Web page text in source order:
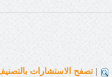
| تصفح الاستشارات